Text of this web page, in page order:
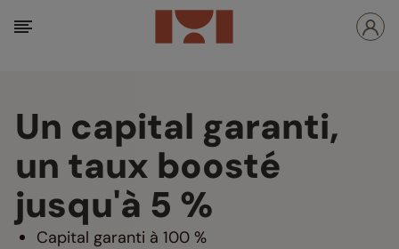
Un capital garanti,
un taux boosté
jusqu'à 5 %
Capital garanti à 100 %